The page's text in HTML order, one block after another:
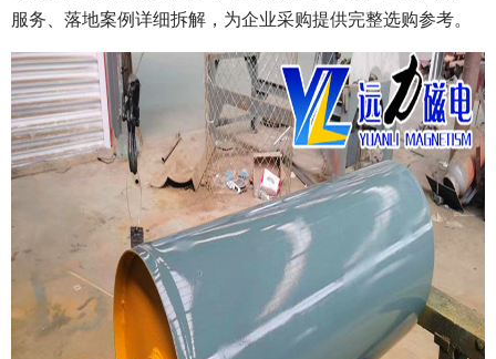
服务、落地案例详细拆解，为企业采购提供完整选购参考。